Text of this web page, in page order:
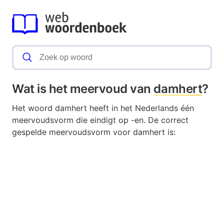
Wat is het meervoud van damhert?
Het woord damhert heeft in het Nederlands één
meervoudsvorm die eindigt op -en. De correct
gespelde meervoudsvorm voor damhert is: